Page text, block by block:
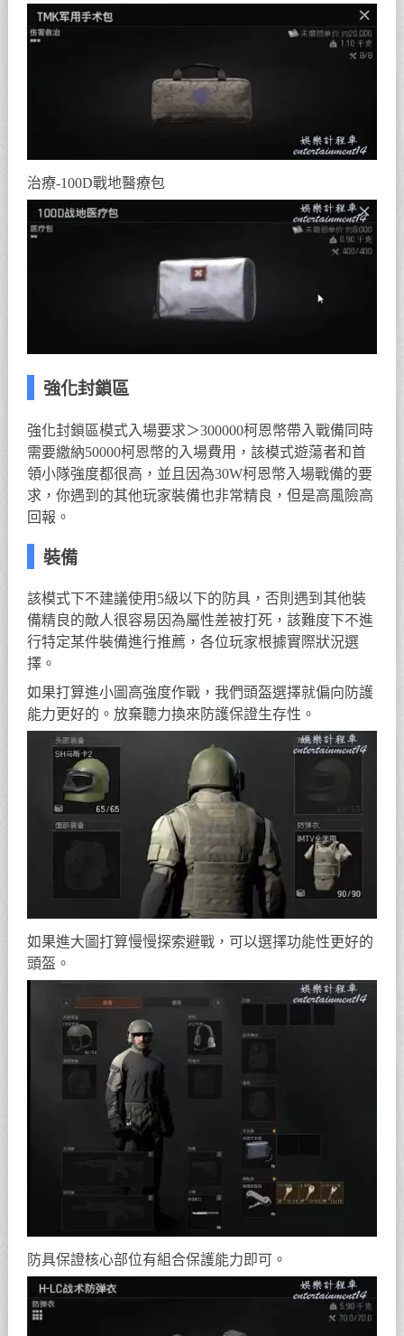
治療-100D戰地醫療包
強化封鎖區
強化封鎖區模式入場要求＞300000柯恩幣帶入戰備同時
需要繳納50000柯恩幣的入場費用，該模式遊蕩者和首
領小隊強度都很高，並且因為30W柯恩幣入場戰備的要
求，你遇到的其他玩家裝備也非常精良，但是高風險高
回報。
裝備
該模式下不建議使用5級以下的防具，否則遇到其他裝
備精良的敵人很容易因為屬性差被打死，該難度下不進
行特定某件裝備進行推薦，各位玩家根據實際狀況選
擇。
如果打算進小圖高強度作戰，我們頭盔選擇就偏向防護
能力更好的。放棄聽力換來防護保證生存性。
如果進大圖打算慢慢探索避戰，可以選擇功能性更好的
頭盔。
防具保證核心部位有組合保護能力即可。